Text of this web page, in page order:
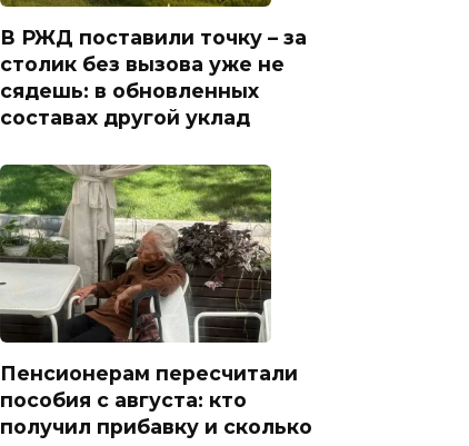
В РЖД поставили точку – за
столик без вызова уже не
сядешь: в обновленных
составах другой уклад
Пенсионерам пересчитали
пособия с августа: кто
получил прибавку и сколько